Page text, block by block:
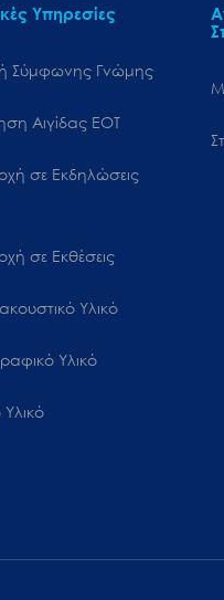
Υπηρεσίες
Σύμφωνης Γνώμης
Αιγίδας ΕΟΤ
σε Εκδηλώσεις
σε Εκθέσεις
Υλικό
Υλικό